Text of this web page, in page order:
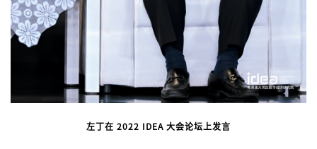
左丁在 2022 IDEA 大会论坛上发言